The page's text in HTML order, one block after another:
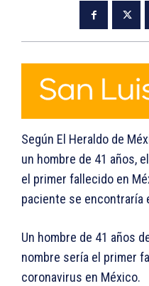
Según El Heraldo de
un hombre de 41 años,
el primer fallecido en
paciente se encontraría
Un hombre de 41 años
nombre sería el primer
coronavirus en México.